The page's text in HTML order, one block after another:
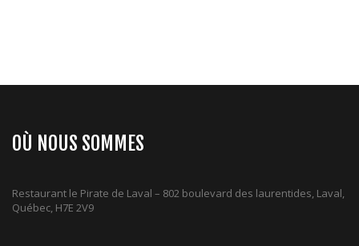
OÙ NOUS SOMMES
Restaurant le Pirate de Laval – 802 boulevard des laurentides, Laval,
Québec, H7E 2V9